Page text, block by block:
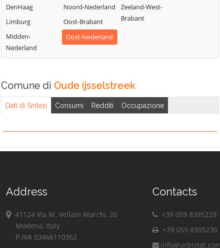
Elburg
Oude
IJsselstreek
Zevenaar
Zutphen
DenHaag
Limburg
Midden-
Nederland
Noord-Nederland
Oost-Brabant
Oost-Nederland
Zeeland-West-
Brabant
Comune di Oude ijsselstreek
Dati di Sintesi Consumi Redditi Occupazione
Address
41124 Via M. Vellani Marchi, 20
Modena, Italy
P.IVA 03466110362
Contacts
+39 059 8395229
+39 059 8395230